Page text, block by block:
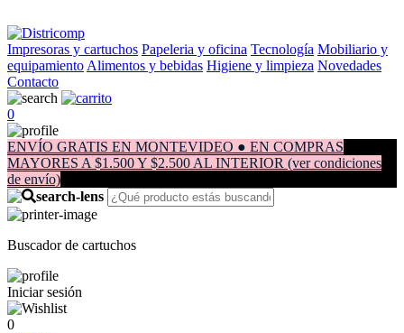
Impresoras y cartuchos Papeleria y oficina Tecnología Mobiliario y
equipamiento Alimentos y bebidas Higiene y limpieza Novedades
Contacto
0
ENVÍO GRATIS EN MONTEVIDEO ● EN COMPRAS
MAYORES A $1.500 Y $2.500 AL INTERIOR (ver condiciones
de envío)
Buscador de cartuchos
Iniciar sesión
0